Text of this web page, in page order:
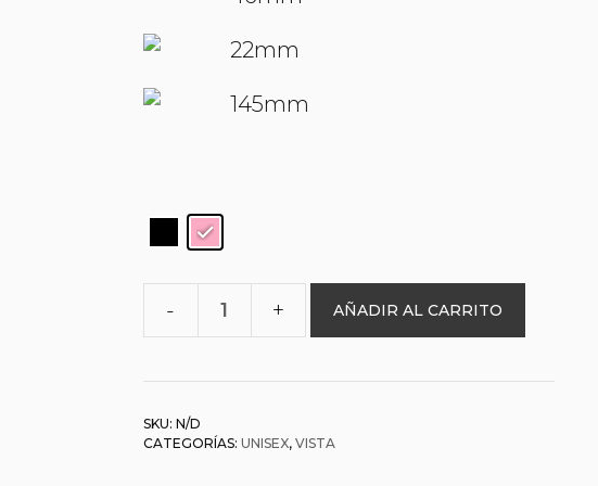
22mm
145mm
cantidad
AÑADIR AL CARRITO
SKU: N/D
CATEGORÍAS: UNISEX, VISTA